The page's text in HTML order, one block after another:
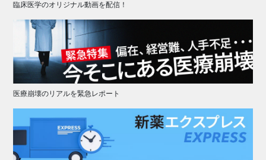
臨床医学のオリジナル動画を配信！
医療崩壊のリアルを緊急レポート